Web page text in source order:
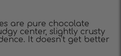
are pure chocolate
center, slightly crusty
It doesn’t get better